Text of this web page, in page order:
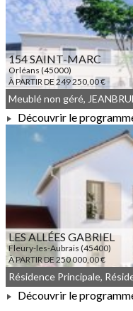
154 SAINT-MARC
Orléans (45000)
À PARTIR DE 249 250,00 €
À PARTIR DE 249
Meublé non géré,
Découvrir le
LES ALLÉES GABRIEL
Fleury-les-Aubrais (45400)
À PARTIR DE 250 000,00 €
Résidence Principale,
Découvrir le